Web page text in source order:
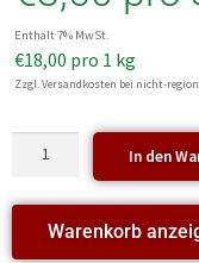
Enthält 7% MwSt.
€18,00 pro 1 kg
Zzgl. Versandkosten bei nicht-
In den
Warenkorb